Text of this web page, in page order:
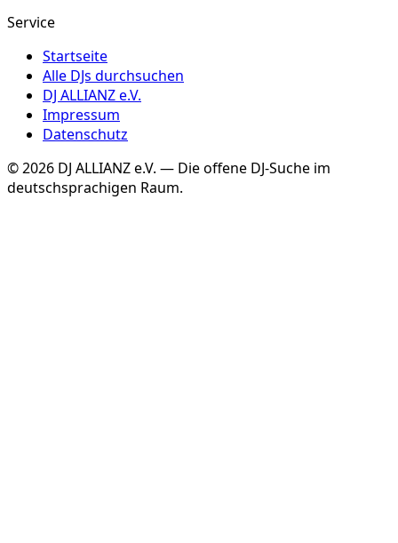
Service
Startseite
Alle DJs durchsuchen
DJ ALLIANZ e.V.
Impressum
Datenschutz
©2026 DJ ALLIANZ e.V. — Die offene DJ-Suche im
deutschsprachigen Raum.